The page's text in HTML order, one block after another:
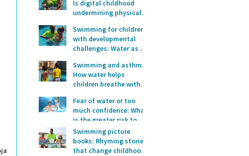
Is digital childhood
undermining physical
Swimming for children
with developmental
challenges: Water as a
progress
Swimming and asthma:
How water helps
children breathe with
Fear of water or too
much confidence: What
is the greater risk to
children’s safety in
water?
Swimming picture
books: Rhyming stories
that change childhood